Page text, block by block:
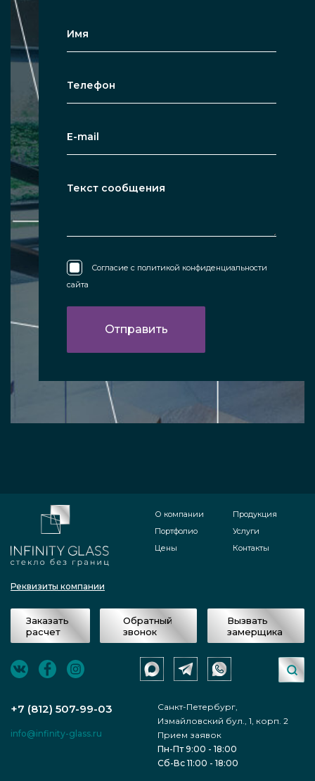
Согласие с политикой конфиденциальности
сайта
Реквизиты компании
О компании
Портфолио
Цены
Продукция
Услуги
Контакты
Заказать
расчет
Обратный
звонок
Вызвать
замерщика
+7 (812) 507-99-03
Санкт-Петербург,
Измайловский бул., 1, корп. 2
info@infinity-glass.ru
Прием заявок
Пн-Пт 9:00 - 18:00
Сб-Вс 11:00 - 18:00